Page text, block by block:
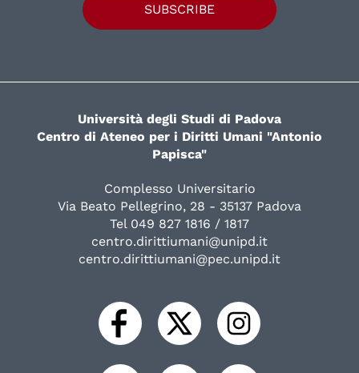
SUBSCRIBE
Università degli Studi di Padova
Centro di Ateneo per i Diritti Umani "Antonio
Papisca"
Complesso Universitario
Via Beato Pellegrino, 28 - 35137 Padova
Tel 049 827 1816 / 1817
centro.dirittiumani@unipd.it
centro.dirittiumani@pec.unipd.it